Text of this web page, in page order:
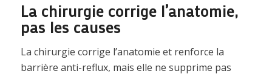
La chirurgie corrige l’anatomie,
pas les causes
La chirurgie corrige l’anatomie et renforce la
barrière anti-reflux, mais elle ne supprime pas